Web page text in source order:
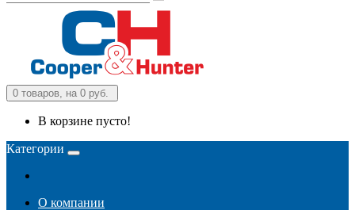
0 товаров, на 0 руб.
В корзине пусто!
Категории
О компании